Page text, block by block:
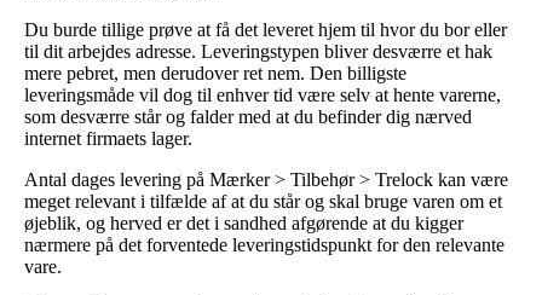
Du burde tillige prøve at få det leveret hjem til hvor du bor eller
til dit arbejdes adresse. Leveringstypen bliver desværre et hak
mere pebret, men derudover ret nem. Den billigste
leveringsmåde vil dog til enhver tid være selv at hente varerne,
som desværre står og falder med at du befinder dig nærved
internet firmaets lager.
Antal dages levering på Mærker > Tilbehør > Trelock kan være
meget relevant i tilfælde af at du står og skal bruge varen om et
øjeblik, og herved er det i sandhed afgørende at du kigger
nærmere på det forventede leveringstidspunkt for den relevante
vare.